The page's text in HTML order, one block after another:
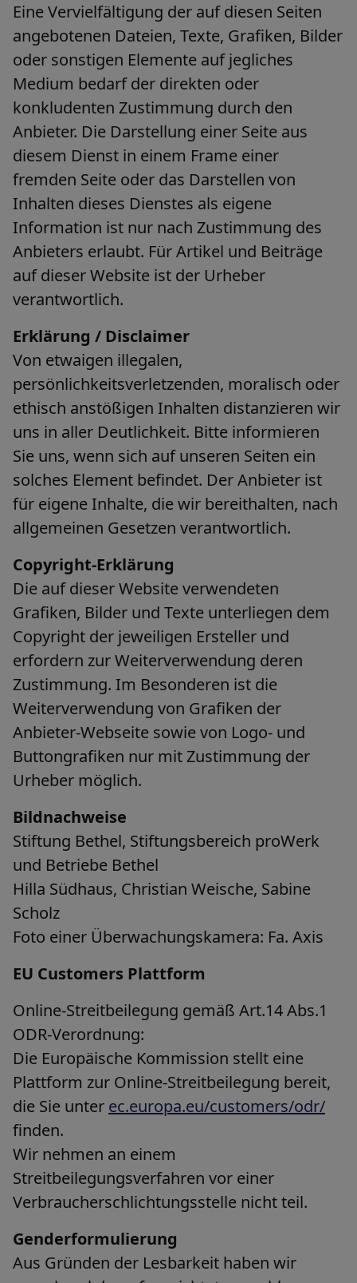
Eine Vervielfältigung der auf diesen Seiten
angebotenen Dateien, Texte, Grafiken, Bilder
oder sonstigen Elemente auf jegliches
Medium bedarf der direkten oder
konkludenten Zustimmung durch den
Anbieter. Die Darstellung einer Seite aus
diesem Dienst in einem Frame einer
fremden Seite oder das Darstellen von
Inhalten dieses Dienstes als eigene
Information ist nur nach Zustimmung des
Anbieters erlaubt. Für Artikel und Beiträge
auf dieser Website ist der Urheber
verantwortlich.
Erklärung / Disclaimer
Von etwaigen illegalen,
persönlichkeitsverletzenden, moralisch oder
ethisch anstößigen Inhalten distanzieren wir
uns in aller Deutlichkeit. Bitte informieren
Sie uns, wenn sich auf unseren Seiten ein
solches Element befindet. Der Anbieter ist
für eigene Inhalte, die wir bereithalten, nach
allgemeinen Gesetzen verantwortlich.
Copyright-Erklärung
Die auf dieser Website verwendeten
Grafiken, Bilder und Texte unterliegen dem
Copyright der jeweiligen Ersteller und
erfordern zur Weiterverwendung deren
Zustimmung. Im Besonderen ist die
Weiterverwendung von Grafiken der
Anbieter-Webseite sowie von Logo- und
Buttongrafiken nur mit Zustimmung der
Urheber möglich.
Bildnachweise
Stiftung Bethel, Stiftungsbereich proWerk
und Betriebe Bethel
Hilla Südhaus, Christian Weische, Sabine
Scholz
Foto einer Überwachungskamera: Fa. Axis
EU Customers Plattform
Online-Streitbeilegung gemäß Art.14 Abs.1
ODR-Verordnung:
Die Europäische Kommission stellt eine
Plattform zur Online-Streitbeilegung bereit,
die Sie unter ec.europa.eu/customers/odr/
finden.
Wir nehmen an einem
Streitbeilegungsverfahren vor einer
Verbraucherschlichtungsstelle nicht teil.
Genderformulierung
Aus Gründen der Lesbarkeit haben wir